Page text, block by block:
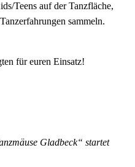
Teens auf der Tanzfläche,
sammeln.
für euren Einsatz!
Gladbeck“ startet